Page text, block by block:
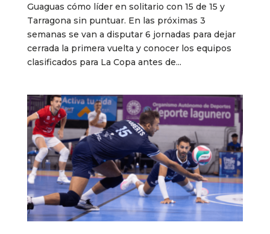
Guaguas cómo líder en solitario con 15 de 15 y
Tarragona sin puntuar. En las próximas 3
semanas se van a disputar 6 jornadas para dejar
cerrada la primera vuelta y conocer los equipos
clasificados para La Copa antes de...